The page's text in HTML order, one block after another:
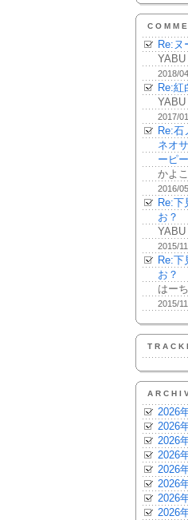
Re:ヌ
YABU
2018/
Re:紅
YABU
2017/
Re:
ネオ
ーピー
かよこ
2016/
Re:下
お？
YABU
2015/
Re:下
お？
はー
2015/
2026
2026
2026
2026
2026
2026
2026
2026